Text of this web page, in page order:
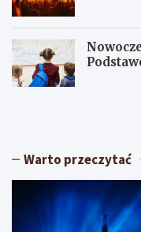
S
c
U
w Warto przeczytać